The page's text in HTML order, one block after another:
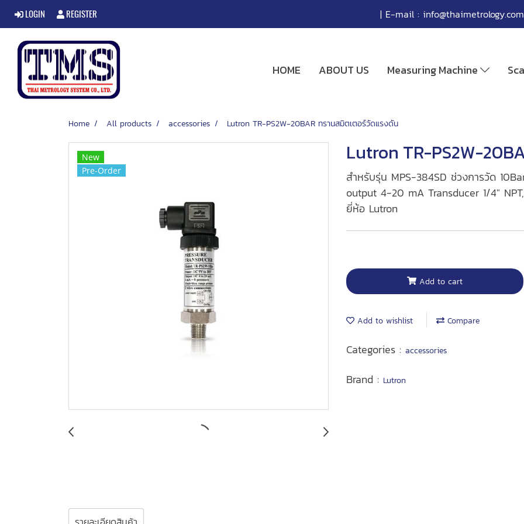
LOGIN REGISTER | E-mail : info@thaimetrology.com
HOME ABOUT US Measuring Machine
Home All products accessories Lutron TR-PS2W-20BAR ทรานสมิตเตอร์วัดแรงดัน
New
Pre-Order
Lutron TR-PS2W-
สำหรับรุ่น MPS-384SD ช่วงการวัด
output 4-20 mA Transducer 1/4"
ยี่ห้อ Lutron
Add to cart
Add to wishlist Compare
Categories : accessories
Brand : Lutron